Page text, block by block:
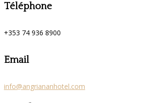
Téléphone
+353 74 936 8900
Email
info@angriananhotel.com